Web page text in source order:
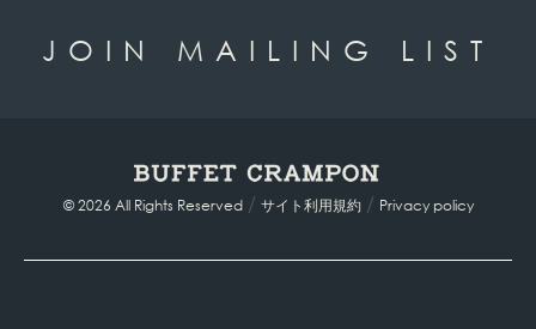
JOIN MAILING LIST
© 2026 All Rights Reserved/ サイト利用規約/ Privacy policy